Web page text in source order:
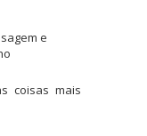
e
coisas mais